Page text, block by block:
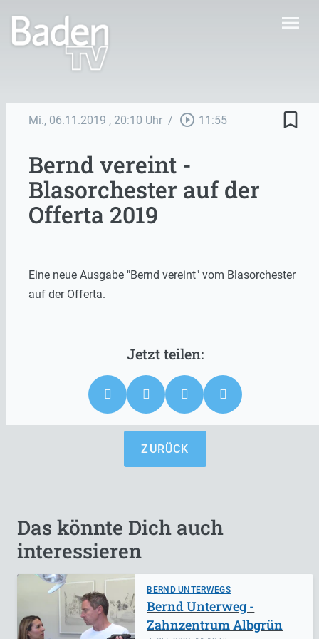
menu
Mi., 06.11.2019 , 20:10 Uhr / play_circle_outline 11:55 bookmark_border
Bernd vereint -
Blasorchester auf der
Offerta 2019
Eine neue Ausgabe "Bernd vereint" vom Blasorchester
auf der Offerta.
ZURÜCK
Das könnte Dich auch
interessieren
BERND UNTERWEGS
Bernd Unterweg -
Zahnzentrum Albgrün